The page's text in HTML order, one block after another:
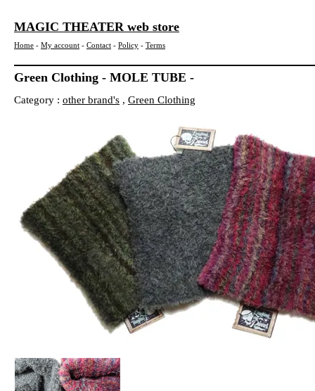
MAGIC THEATER web store
Home - My account - Contact - Policy - Terms
Green Clothing - MOLE TUBE -
Category : other brand's , Green Clothing